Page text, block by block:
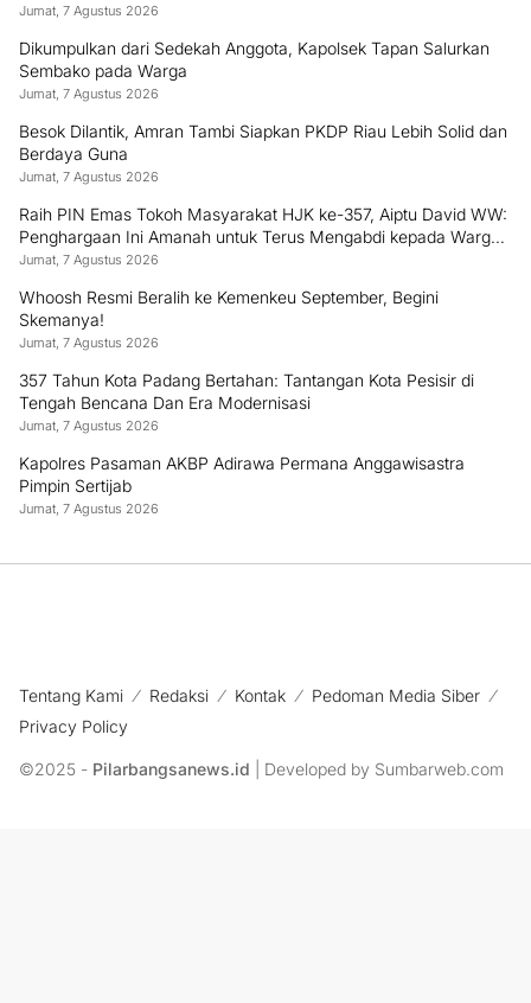
Jumat, 7 Agustus 2026
Dikumpulkan dari Sedekah Anggota, Kapolsek Tapan Salurkan
Sembako pada Warga
Jumat, 7 Agustus 2026
Besok Dilantik, Amran Tambi Siapkan PKDP Riau Lebih Solid dan
Berdaya Guna
Jumat, 7 Agustus 2026
Raih PIN Emas Tokoh Masyarakat HJK ke-357, Aiptu David WW:
Penghargaan Ini Amanah untuk Terus Mengabdi kepada Warga
Padang
Jumat, 7 Agustus 2026
Whoosh Resmi Beralih ke Kemenkeu September, Begini
Skemanya!
Jumat, 7 Agustus 2026
357 Tahun Kota Padang Bertahan: Tantangan Kota Pesisir di
Tengah Bencana Dan Era Modernisasi
Jumat, 7 Agustus 2026
Kapolres Pasaman AKBP Adirawa Permana Anggawisastra
Pimpin Sertijab
Jumat, 7 Agustus 2026
Tentang Kami Redaksi Kontak
Pedoman Media Siber
Privacy Policy
©2025 - Pilarbangsanews.id | Developed by Sumbarweb.com